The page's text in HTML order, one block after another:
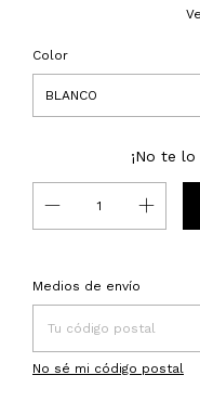
Color
¡No te
Entregas para el CP:
Medios de envío
No sé mi código postal